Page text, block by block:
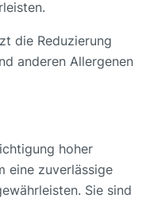
die Reduzierung
anderen Allergenen
hoher
eine zuverlässige
Sie sind